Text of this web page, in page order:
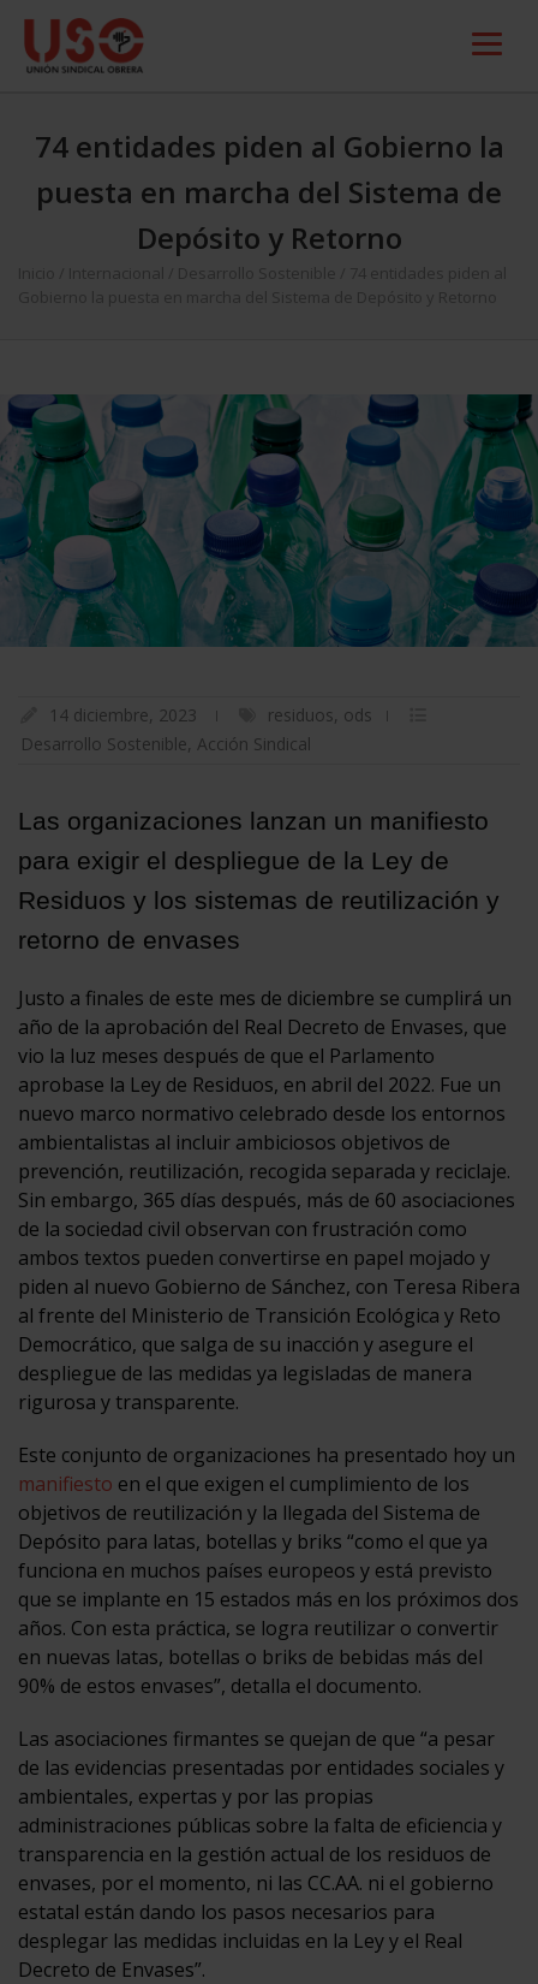
74 entidades piden al Gobierno la
puesta en marcha del Sistema de
Depósito y Retorno
Inicio Internacional Desarrollo Sostenible
74 entidades piden al
Gobierno la puesta en marcha del Sistema de Depósito y Retorno
14 diciembre, 2023 residuos, ods
Desarrollo Sostenible, Acción Sindical
Las organizaciones lanzan un manifiesto
para exigir el despliegue de la Ley de
Residuos y los sistemas de reutilización y
retorno de envases
Justo a finales de este mes de diciembre se cumplirá un
año de la aprobación del Real Decreto de Envases, que
vio la luz meses después de que el Parlamento
aprobase la Ley de Residuos, en abril del 2022. Fue un
nuevo marco normativo celebrado desde los entornos
ambientalistas al incluir ambiciosos objetivos de
prevención, reutilización, recogida separada y reciclaje.
Sin embargo, 365 días después, más de 60 asociaciones
de la sociedad civil observan con frustración como
ambos textos pueden convertirse en papel mojado y
piden al nuevo Gobierno de Sánchez, con Teresa Ribera
al frente del Ministerio de Transición Ecológica y Reto
Democrático, que salga de su inacción y asegure el
despliegue de las medidas ya legisladas de manera
rigurosa y transparente.
Este conjunto de organizaciones ha presentado hoy un
manifiesto en el que exigen el cumplimiento de los
objetivos de reutilización y la llegada del Sistema de
Depósito para latas, botellas y briks “como el que ya
funciona en muchos países europeos y está previsto
que se implante en 15 estados más en los próximos dos
años. Con esta práctica, se logra reutilizar o convertir
en nuevas latas, botellas o briks de bebidas más del
90% de estos envases”, detalla el documento.
Las asociaciones firmantes se quejan de que “a pesar
de las evidencias presentadas por entidades sociales y
ambientales, expertas y por las propias
administraciones públicas sobre la falta de eficiencia y
transparencia en la gestión actual de los residuos de
envases, por el momento, ni las CC.AA. ni el gobierno
estatal están dando los pasos necesarios para
desplegar las medidas incluidas en la Ley y el Real
Decreto de Envases”.